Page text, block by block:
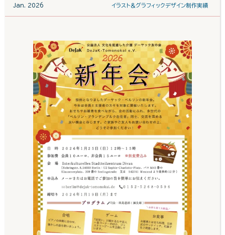
Jan. 2026 イラスト＆グラフィックデザイン制作実績